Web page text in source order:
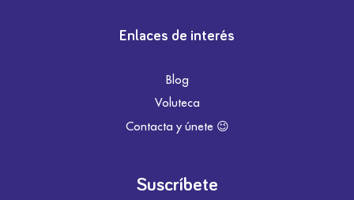
Enlaces de interés
Blog
Voluteca
Contacta y únete 😉
Suscríbete